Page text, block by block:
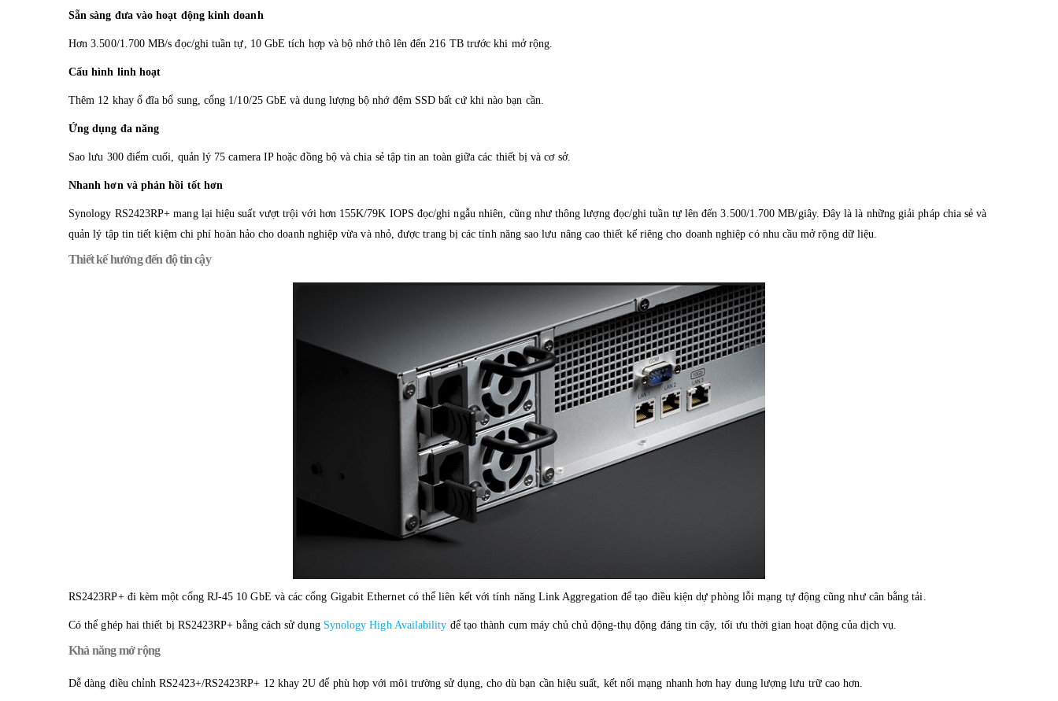
Sẵn sàng đưa vào hoạt động kinh doanh
Hơn 3.500/1.700 MB/s đọc/ghi tuần tự, 10 GbE tích hợp và bộ nhớ thô lên đến 216 TB trước khi mở rộng.
Cấu hình linh hoạt
Thêm 12 khay ổ đĩa bổ sung, cổng 1/10/25 GbE và dung lượng bộ nhớ đệm SSD bất cứ khi nào bạn cần.
Ứng dụng đa năng
Sao lưu 300 điểm cuối, quản lý 75 camera IP hoặc đồng bộ và chia sẻ tập tin an toàn giữa các thiết bị và cơ sở.
Nhanh hơn và phản hồi tốt hơn
Synology RS2423RP+ mang lại hiệu suất vượt trội với hơn 155K/79K IOPS đọc/ghi ngẫu nhiên, cũng như thông lượng đọc/ghi tuần tự lên đến 3.500/1.700 MB/giây. Đây là là những giải pháp chia sẻ và
quản lý tập tin tiết kiệm chi phí hoàn hảo cho doanh nghiệp vừa và nhỏ, được trang bị các tính năng sao lưu nâng cao thiết kế riêng cho doanh nghiệp có nhu cầu mở rộng dữ liệu.
Thiết kế hướng đến độ tin cậy
RS2423RP+ đi kèm một cổng RJ-45 10 GbE và các cổng Gigabit Ethernet có thể liên kết với tính năng Link Aggregation để tạo điều kiện dự phòng lỗi mạng tự động cũng như cân bằng tải.
Có thể ghép hai thiết bị RS2423RP+ bằng cách sử dụng Synology High Availability để tạo thành cụm máy chủ chủ động-thụ động đáng tin cậy, tối ưu thời gian hoạt động của dịch vụ.
Khả năng mở rộng
Dễ dàng điều chỉnh RS2423+/RS2423RP+ 12 khay 2U để phù hợp với môi trường sử dụng, cho dù bạn cần hiệu suất, kết nối mạng nhanh hơn hay dung lượng lưu trữ cao hơn.